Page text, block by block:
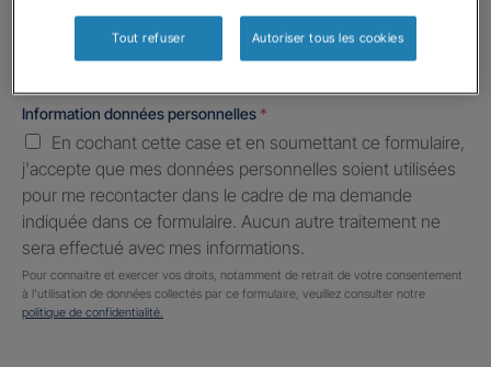
Information données personnelles *
En cochant cette case et en soumettant ce formulaire,
j'accepte que mes données personnelles soient utilisées
pour me recontacter dans le cadre de ma demande
indiquée dans ce formulaire. Aucun autre traitement ne
sera effectué avec mes informations.
Pour connaitre et exercer vos droits, notamment de retrait de votre consentement
à l'utilisation de données collectés par ce formulaire, veuillez consulter notre
politique de confidentialité.
Tout refuser Autoriser tous les cookies